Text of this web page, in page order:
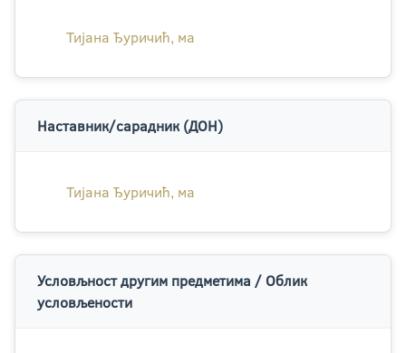
Тијана Ђуричић, ма
Наставник/сарадник (ДОН)
Тијана Ђуричић, ма
Условљност другим предметима / Облик
условљености